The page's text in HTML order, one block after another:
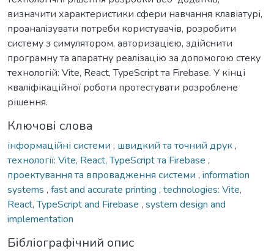
визначити характеристики сфери навчання клавіатурі,
проаналізувати потреби користувачів, розробити
систему з симулятором, авторизацією, здійснити
програмну та апаратну реалізацію за допомогою стеку
технологій: Vite, React, TypeScript та Firebase. У кінці
кваліфікаційної роботи протестувати розроблене
рішення.
Ключові слова
інформаційні системи , швидкий та точний друк,
технології: Vite, React, TypeScript та Firebase ,
проектування та впровадження системи , information
systems , fast and accurate printing , technologies: Vite,
React, TypeScript and Firebase , system design and
implementation
Бібліографічний опис